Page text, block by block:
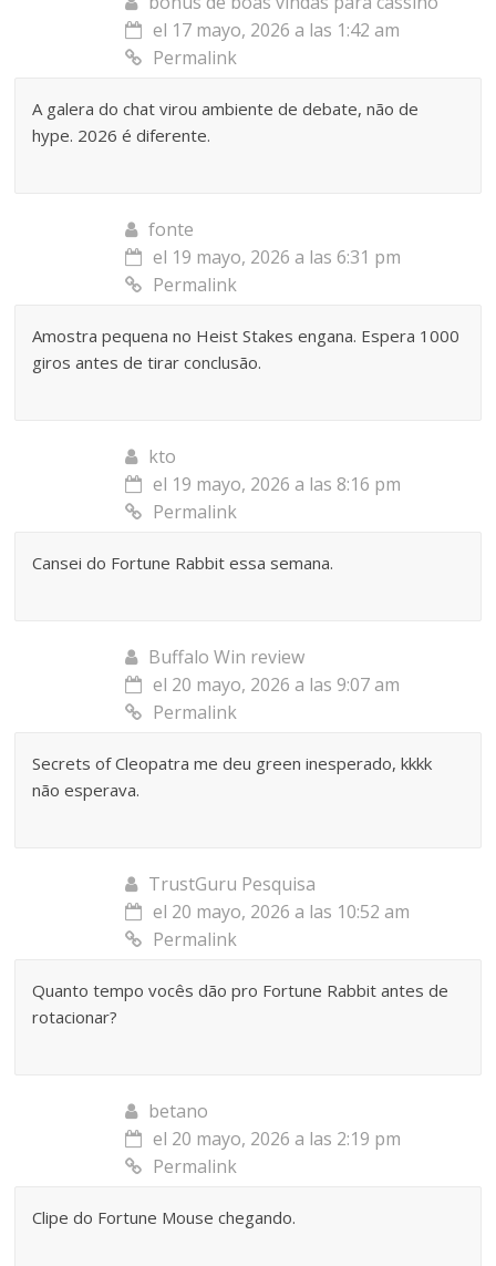
el 17 mayo, 2026 a las 1:42 am
Permalink
A galera do chat virou ambiente de debate, não de
hype. 2026 é diferente.
fonte
el 19 mayo, 2026 a las 6:31 pm
Permalink
Amostra pequena no Heist Stakes engana. Espera 1000
giros antes de tirar conclusão.
kto
el 19 mayo, 2026 a las 8:16 pm
Permalink
Cansei do Fortune Rabbit essa semana.
Buffalo Win review
el 20 mayo, 2026 a las 9:07 am
Permalink
Secrets of Cleopatra me deu green inesperado, kkkk
não esperava.
TrustGuru Pesquisa
el 20 mayo, 2026 a las 10:52 am
Permalink
Quanto tempo vocês dão pro Fortune Rabbit antes de
rotacionar?
betano
el 20 mayo, 2026 a las 2:19 pm
Permalink
Clipe do Fortune Mouse chegando.